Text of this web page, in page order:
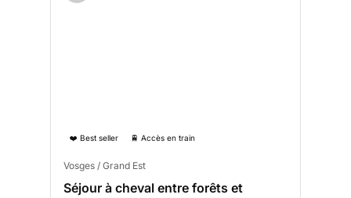
❤️ Best seller 🚆 Accès en train
Vosges / Grand Est
Séjour à cheval entre forêts et